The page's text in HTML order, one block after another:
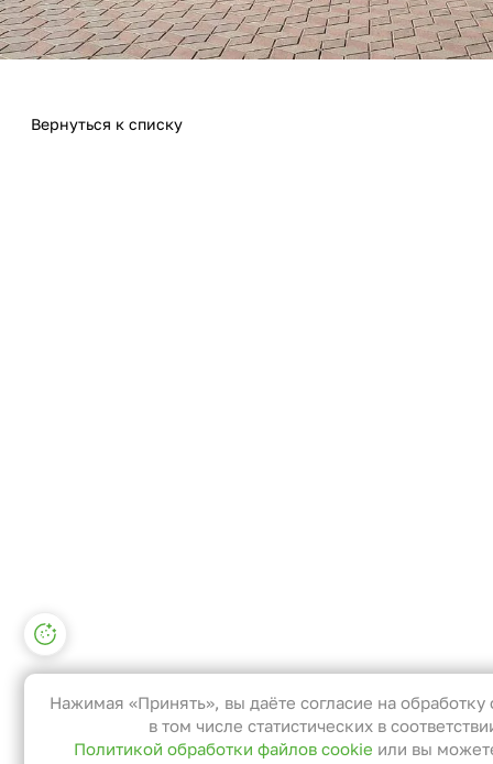
Вернуться к списку
Функциональные
Эти файлы необходимы для функционирования
и не могут быть отключены в наших системах. Вы
можете настроить браузер так, чтобы он
их или уведомлял вас об их использовании, но в
Нажимая «Принять», вы даёте согласие на
в том числе статистических в
Политикой обработки файлов cookie или вы